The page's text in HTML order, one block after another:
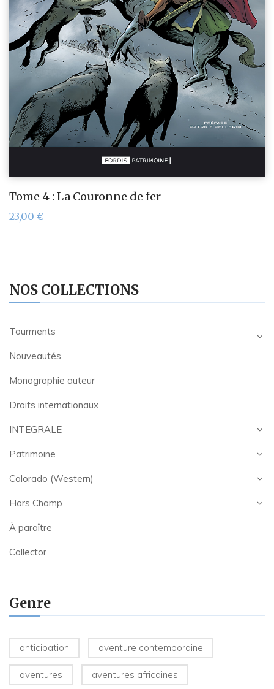
NOS COLLECTIONS
Tourments
Nouveautés
Monographie auteur
Droits internationaux
INTEGRALE
Patrimoine
Colorado (Western)
Hors Champ
À paraître
Collector
Genre
anticipation aventure contemporaine
aventures aventures africaines
Tome 4 : La Couronne de fer
23,00 €